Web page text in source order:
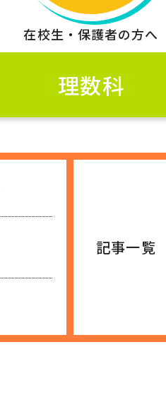
在校生・ 保護者の方へ
理数科
記事一覧